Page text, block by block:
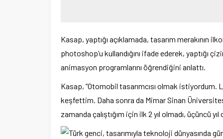
Kasap, yaptığı açıklamada, tasarım merakının
photoshop’u kullandığını ifade ederek, yaptığı
animasyon programlarını öğrendiğini anlattı.
Kasap, “Otomobil tasarımcısı olmak
keşfettim. Daha sonra da Mimar Sinan
zamanda çalıştığım için ilk 2 yıl olmadı, üçüncü